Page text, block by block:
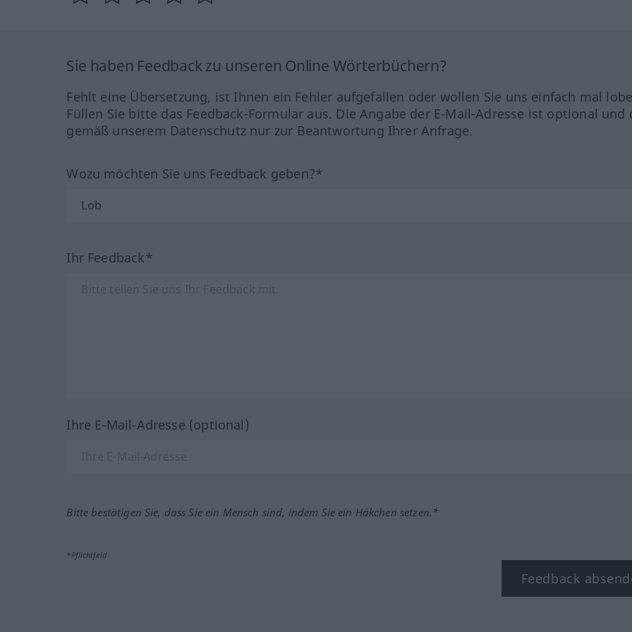
Sie haben Feedback zu unseren Online Wörterbüchern?
Fehlt eine Übersetzung, ist Ihnen ein Fehler aufgefallen oder wollen Sie uns einfach mal
Füllen Sie bitte das Feedback-Formular aus. Die Angabe der E-Mail-Adresse ist optional und
gemäß unserem Datenschutz nur zur Beantwortung Ihrer Anfrage.
Wozu möchten Sie uns Feedback geben?*
Ihr Feedback*
Ihre E-Mail-Adresse (optional)
Bitte bestätigen Sie, dass Sie ein Mensch sind, indem Sie ein Häkchen setzen.*
*Pflichtfeld
Feedback